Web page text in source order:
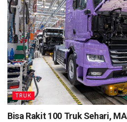
TRUK
Bisa Rakit 100 Truk Sehari,